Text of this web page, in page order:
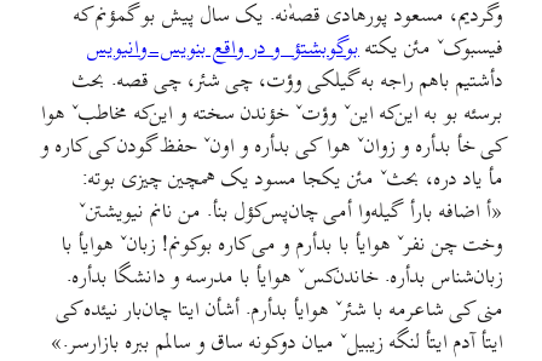
وگردیم، مسعود پورهادی قصه‌ٰنه. یک سال پیش بو گمؤنم که
فیسبوکˇ مئن یکتهبوگوبشتؤ و در واقع بنویس-وانیویس
دأشتیم باهم راجه به گیلکی وؤت، چی شئر، چی قصه. بحث
برسئه بو به این‌که اینˇ وؤتˇ خؤندن سخته و این‌که مخاطبˇ هوا
کی خأ بدأره و زوانˇ هوا کی بدأره و اونˇ حفظ گودن کی کاره و
مأ یاد دره، بحثˇ مئن یکجا مسود یک همچین چیزی بوته:
«أ اضافه بارأ گیله‌وا أمی چان‌پس‌کؤل بنأ. من نانم نیویشتنˇ
وخت چن نفرˇ هوایأ با بدأرم و می کاره بوکونم! زبانˇ هوایأ با
زبان‌شناس بدأره. خاندن‌کسˇ هوایأ با مدرسه و دانشگا بدأره.
منی کی شاعرمه با شئرˇ هوایأ بدأرم. أشأن ایتا چان‌بار نیئده کی
ایتأ آدم ایتأ لنگه زیبیلˇ میان دوکونه ساق و سالمم ببره بازارسر.»